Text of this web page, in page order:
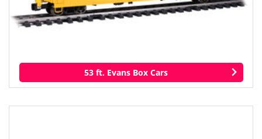
53 ft. Evans Box Cars